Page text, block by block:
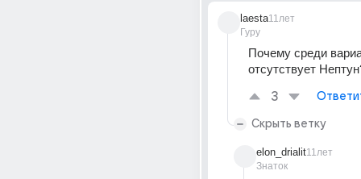
laesta
Гуру
11лет
Почему среди
отсутствует
3
Скрыть ветку
elon_drialit
Знаток
11лет